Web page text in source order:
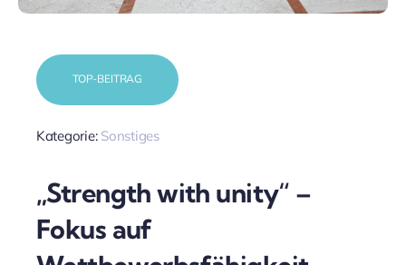
TOP-BEITRAG
Kategorie: Sonstiges
„Strength with unity“ –
Fokus auf